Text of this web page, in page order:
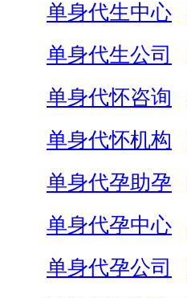
单身代生中心
单身代生公司
单身代怀咨询
单身代怀机构
单身代孕助孕
单身代孕中心
单身代孕公司